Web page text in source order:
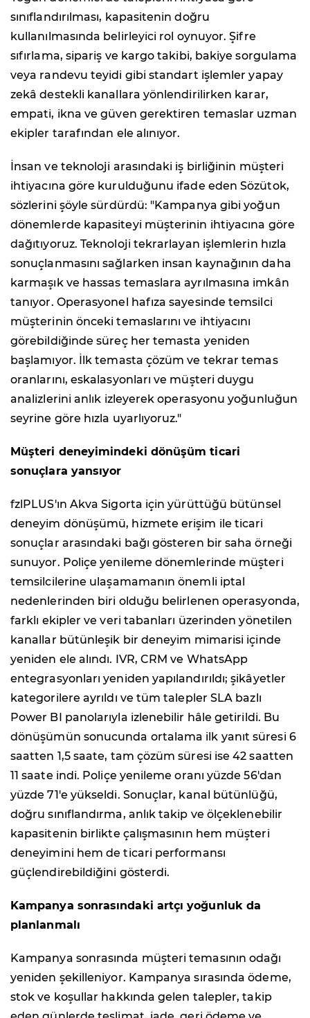
sınıflandırılması, kapasitenin doğru
kullanılmasında belirleyici rol oynuyor. Şifre
sıfırlama, sipariş ve kargo takibi, bakiye sorgulama
veya randevu teyidi gibi standart işlemler yapay
zekâ destekli kanallara yönlendirilirken karar,
empati, ikna ve güven gerektiren temaslar uzman
ekipler tarafından ele alınıyor.
İnsan ve teknoloji arasındaki iş birliğinin müşteri
ihtiyacına göre kurulduğunu ifade eden Sözütok,
sözlerini şöyle sürdürdü: "Kampanya gibi yoğun
dönemlerde kapasiteyi müşterinin ihtiyacına göre
dağıtıyoruz. Teknoloji tekrarlayan işlemlerin hızla
sonuçlanmasını sağlarken insan kaynağının daha
karmaşık ve hassas temaslara ayrılmasına imkân
tanıyor. Operasyonel hafıza sayesinde temsilci
müşterinin önceki temaslarını ve ihtiyacını
görebildiğinde süreç her temasta yeniden
başlamıyor. İlk temasta çözüm ve tekrar temas
oranlarını, eskalasyonları ve müşteri duygu
analizlerini anlık izleyerek operasyonu yoğunluğun
seyrine göre hızla uyarlıyoruz."
Müşteri deneyimindeki dönüşüm ticari
sonuçlara yansıyor
fzlPLUS'ın Akva Sigorta için yürüttüğü bütünsel
deneyim dönüşümü, hizmete erişim ile ticari
sonuçlar arasındaki bağı gösteren bir saha örneği
sunuyor. Poliçe yenileme dönemlerinde müşteri
temsilcilerine ulaşamamanın önemli iptal
nedenlerinden biri olduğu belirlenen operasyonda,
farklı ekipler ve veri tabanları üzerinden yönetilen
kanallar bütünleşik bir deneyim mimarisi içinde
yeniden ele alındı. IVR, CRM ve WhatsApp
entegrasyonları yeniden yapılandırıldı; şikâyetler
kategorilere ayrıldı ve tüm talepler SLA bazlı
Power BI panolarıyla izlenebilir hâle getirildi. Bu
dönüşümün sonucunda ortalama ilk yanıt süresi 6
saatten 1,5 saate, tam çözüm süresi ise 42 saatten
11 saate indi. Poliçe yenileme oranı yüzde 56'dan
yüzde 71'e yükseldi. Sonuçlar, kanal bütünlüğü,
doğru sınıflandırma, anlık takip ve ölçeklenebilir
kapasitenin birlikte çalışmasının hem müşteri
deneyimini hem de ticari performansı
güçlendirebildiğini gösterdi.
Kampanya sonrasındaki artçı yoğunluk da
planlanmalı
Kampanya sonrasında müşteri temasının odağı
yeniden şekilleniyor. Kampanya sırasında ödeme,
stok ve koşullar hakkında gelen talepler, takip